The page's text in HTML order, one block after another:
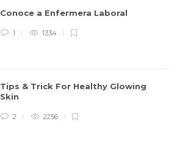
Conoce a Enfermera Laboral
1 1334
Tips & Trick For Healthy Glowing
Skin
2 2256